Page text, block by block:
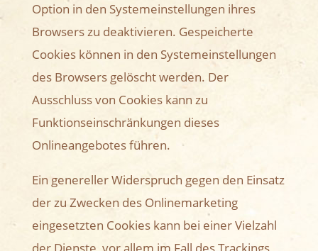
Option in den Systemeinstellungen ihres
Browsers zu deaktivieren. Gespeicherte
Cookies können in den Systemeinstellungen
des Browsers gelöscht werden. Der
Ausschluss von Cookies kann zu
Funktionseinschränkungen dieses
Onlineangebotes führen.
Ein genereller Widerspruch gegen den Einsatz
der zu Zwecken des Onlinemarketing
eingesetzten Cookies kann bei einer Vielzahl